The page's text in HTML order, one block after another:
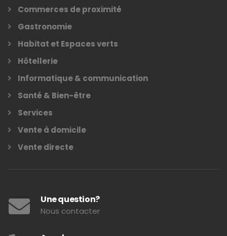
Commerces de proximité
Gastronomie
Habitat et Espaces verts
Hôtellerie
Informatique & communication
Santé & Bien-être
Services
Vente à domicile
Vente directe
Une question?
Nous contacter